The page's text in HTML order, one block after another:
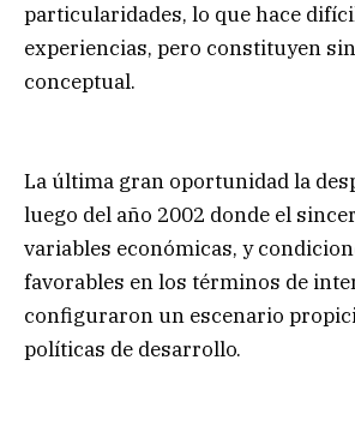
particularidades, lo que hace
experiencias, pero constituyen
conceptual.
La última gran oportunidad la
luego del año 2002 donde el
variables económicas, y
favorables en los términos de
configuraron un escenario
políticas de desarrollo.